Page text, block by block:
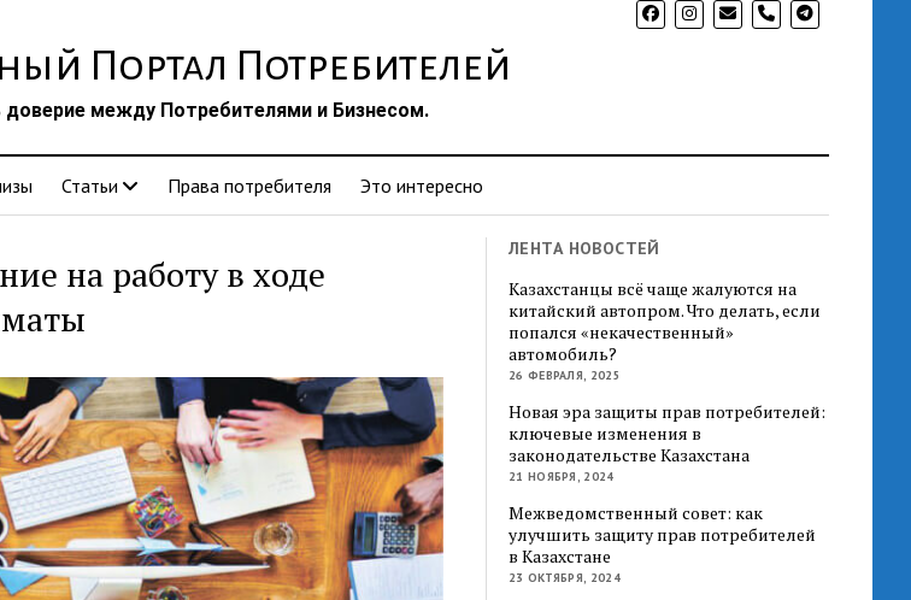
phone
Портал Потребителей
между Потребителями и Бизнесом.
Статьи Права потребителя Это интересно
на работу в ходе
ЛЕНТА НОВОСТЕЙ
Казахстанцы всё чаще жалуются на
китайский автопром. Что делать, если
попался «некачественный»
автомобиль?
26 ФЕВРАЛЯ, 2025
Новая эра защиты прав потребителей:
ключевые изменения в
законодательстве Казахстана
21 НОЯБРЯ, 2024
Межведомственный совет: как
улучшить защиту прав потребителей
в Казахстане
23 ОКТЯБРЯ, 2024